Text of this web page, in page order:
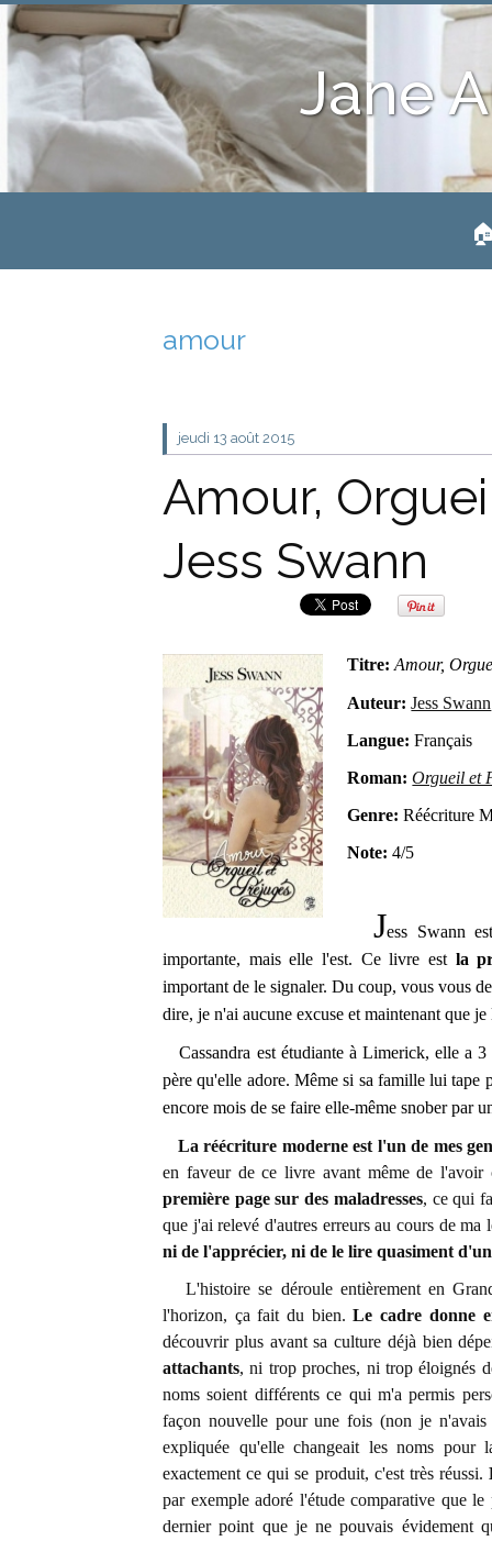
Jane
amour
jeudi 13 août 2015
Amour,
Jess Swann
Titre: Amour,
Auteur:Jess Swann
Langue: Français
Roman: Orgueil et
Genre: Réécriture
Note:4/5
Jess Swann
importante, mais elle l'est. Ce livre est la
important de le signaler. Du coup, vous vous
dire, je n'ai aucune excuse et maintenant que
Cassandra est étudiante à Limerick, elle a 3
père qu'elle adore. Même si sa famille lui tape
encore mois de se faire elle-même snober par
La réécriture moderne est l'un de mes
en faveur de ce livre avant même de
première page sur des maladresses, ce qui
que j'ai relevé d'autres erreurs au cours de
ni de l'apprécier, ni de le lire quasiment
L'histoire se déroule entièrement en
l'horizon, ça fait du bien.Le cadre donne
découvrir plus avant sa culture déjà bien
attachants, ni trop proches, ni trop éloignés
noms soient différents ce qui m'a permis
façon nouvelle pour une fois (non je
expliquée qu'elle changeait les noms pour
exactement ce qui se produit, c'est très réussi.
par exemple adoré l'étude comparative que
dernier point que je ne pouvais évidement